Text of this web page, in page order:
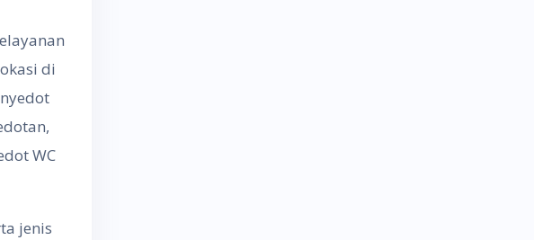
di
WC
jenis